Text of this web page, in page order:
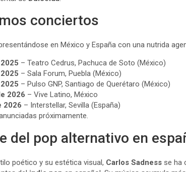
conciertos
en México y España con una nutrida
– Teatro Cedrus, Pachuca de Soto (México)
– Sala Forum, Puebla (México)
– Pulso GNP, Santiago de Querétaro (México)
2026 – Vive Latino, México
2026 – Interstellar, Sevilla (España)
próximamente.
del pop alternativo en
poético y su estética visual, Carlos Sadness se ha